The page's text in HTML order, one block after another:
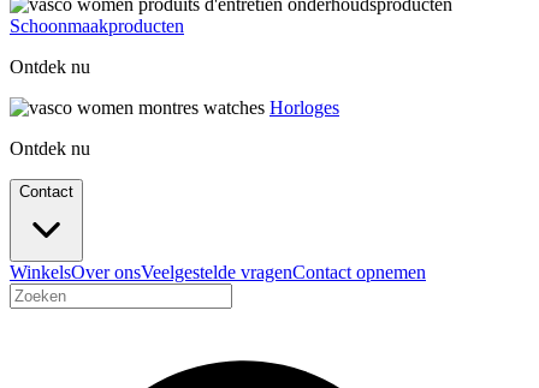
Schoonmaakproducten
Ontdek nu
Horloges
Ontdek nu
Contact
WinkelsOver onsVeelgestelde vragenContact opnemen